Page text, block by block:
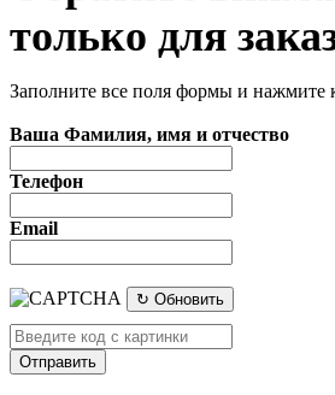
только для
Заполните все поля формы и нажмите
Ваша Фамилия, имя и отчество
Телефон
Email
↻ Обновить